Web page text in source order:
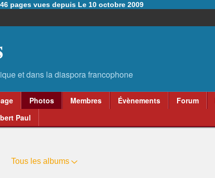
pages vues depuis Le 10 octobre 2009
Photos Membres Évènements Forum
Paul
Tous les albums